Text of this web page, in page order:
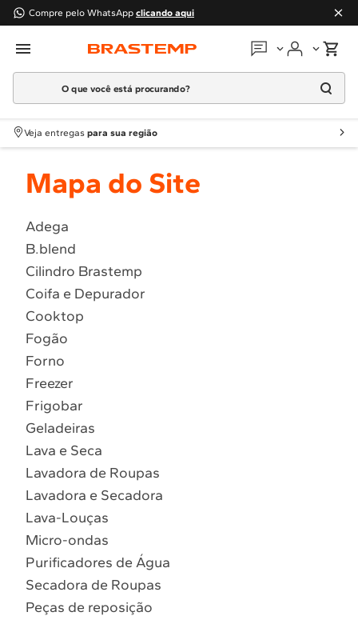
Compre pelo WhatsApp clicando aqui
Em que podemos
Atendimento Brastemp
Localizar assistência técnica
O que você está procurando?
Termos mais buscados
1º Geladeira
2
Fogao
4 º Lava Louça
5 º Cooktop
6º Microondas Brastemp
7º Forno
8º Embutir
9º Lava Seca
Veja entregas para sua região
Mapa do Site
Adega
B.blend
Cilindro Brastemp
Coifa e Depurador
Cooktop
Fogão
Forno
Freezer
Frigobar
Geladeiras
Lava e Seca
Lavadora de Roupas
Lavadora e Secadora
Lava-Louças
Micro-ondas
Purificadores de Água
Secadora de Roupas
Peças de reposição